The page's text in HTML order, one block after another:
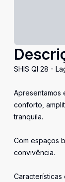
SHIS QI 28 -
Apresentamos
conforto,
tranquila.
Com espaços
convivência.
Características